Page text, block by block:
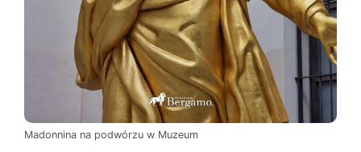
Madonnina na podwórzu w Muzeum